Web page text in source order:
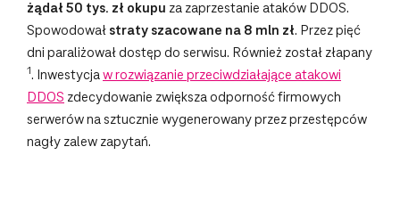
żądał 50 tys. zł okupu za zaprzestanie ataków DDOS.
Spowodował straty szacowane na 8 mln zł. Przez pięć
dni paraliżował dostęp do serwisu. Również został złapany
1. Inwestycjaw rozwiązanie przeciwdziałające atakowi
DDOS zdecydowanie zwiększa odporność firmowych
serwerów na sztucznie wygenerowany przez przestępców
nagły zalew zapytań.